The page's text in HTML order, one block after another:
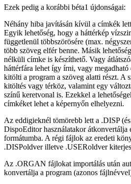
Ezek pedig a korábbi béta1 újdonságai:
Néhány hiba javításán kívül a címkék
Egyik lehetőség, hogy a háttérkép
függetlenül többszörösére (max.
több szöveg elfér benne. Másik
nélküli címke is készíthető. Vagy
háttérfára lehet így írni, vagy
kitölti a program a szöveg alatti részt. A
kitöltés vagy térköz, valamint egy
színű keretvonal is. Ezekkel a
címkéket lehet a képernyőn elhelyezni.
Az eddigieknél tömörebb lett a .DISP
DispoEditor használatakor átkonvertálja
formátumba. A régi fájlok az eredeti
.DISPoldver illetve .USERoldver
Az .ORGAN fájlokat importálás után
konvertálja a program (azonos